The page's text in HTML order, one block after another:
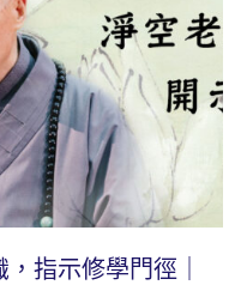
指示修學門徑｜